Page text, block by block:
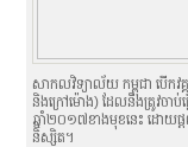
សាកលវិទ្យាល័យ កម្ពុជា បើកវ
និងក្រៅម៉ោង) ដែលនឹងត្រូវចាប់ផ្
ឆ្នាំ២០១៧ខាងមុខនេះ ដោយ
និស្សិត។